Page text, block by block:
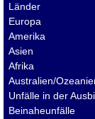
Länder
Europa
Amerika
Asien
Afrika
Australien/
Unfälle in der
Beinaheunfälle